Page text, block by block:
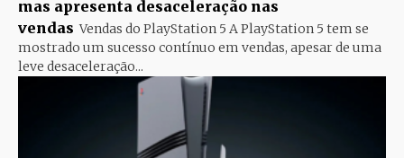
mas apresenta desaceleração nas
vendas Vendas do PlayStation 5 A PlayStation 5 tem se
mostrado um sucesso contínuo em vendas, apesar de uma
leve desaceleração...